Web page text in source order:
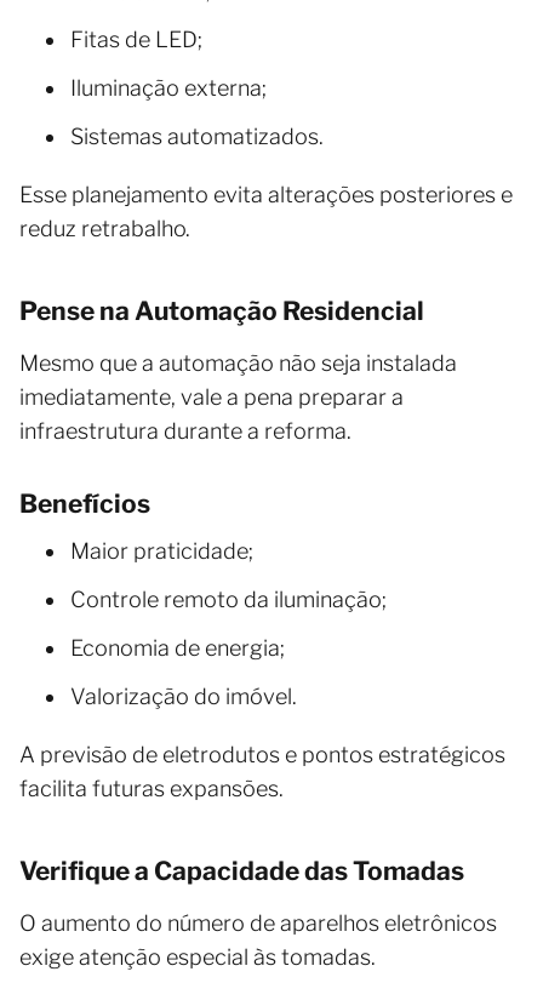
Fitas de LED;
Iluminação externa;
Sistemas automatizados.
Esse planejamento evita alterações posteriores e
reduz retrabalho.
Pense na Automação Residencial
Mesmo que a automação não seja instalada
imediatamente, vale a pena preparar a
infraestrutura durante a reforma.
Benefícios
Maior praticidade;
Controle remoto da iluminação;
Economia de energia;
Valorização do imóvel.
A previsão de eletrodutos e pontos estratégicos
facilita futuras expansões.
Verifique a Capacidade das Tomadas
O aumento do número de aparelhos eletrônicos
exige atenção especial às tomadas.